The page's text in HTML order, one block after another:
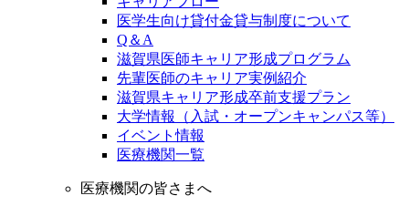
医学生向け貸付金貸与制度について
Q＆A
滋賀県医師キャリア形成プログラム
先輩医師のキャリア実例紹介
滋賀県キャリア形成卒前支援プラン
大学情報（入試・オープンキャンパス等）
イベント情報
医療機関一覧
医療機関の皆さまへ